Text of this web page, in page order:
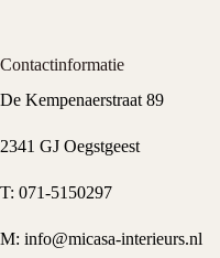
Contactinformatie
De Kempenaerstraat 89
2341 GJ Oegstgeest
T: 071-5150297
M: info@micasa-interieurs.nl